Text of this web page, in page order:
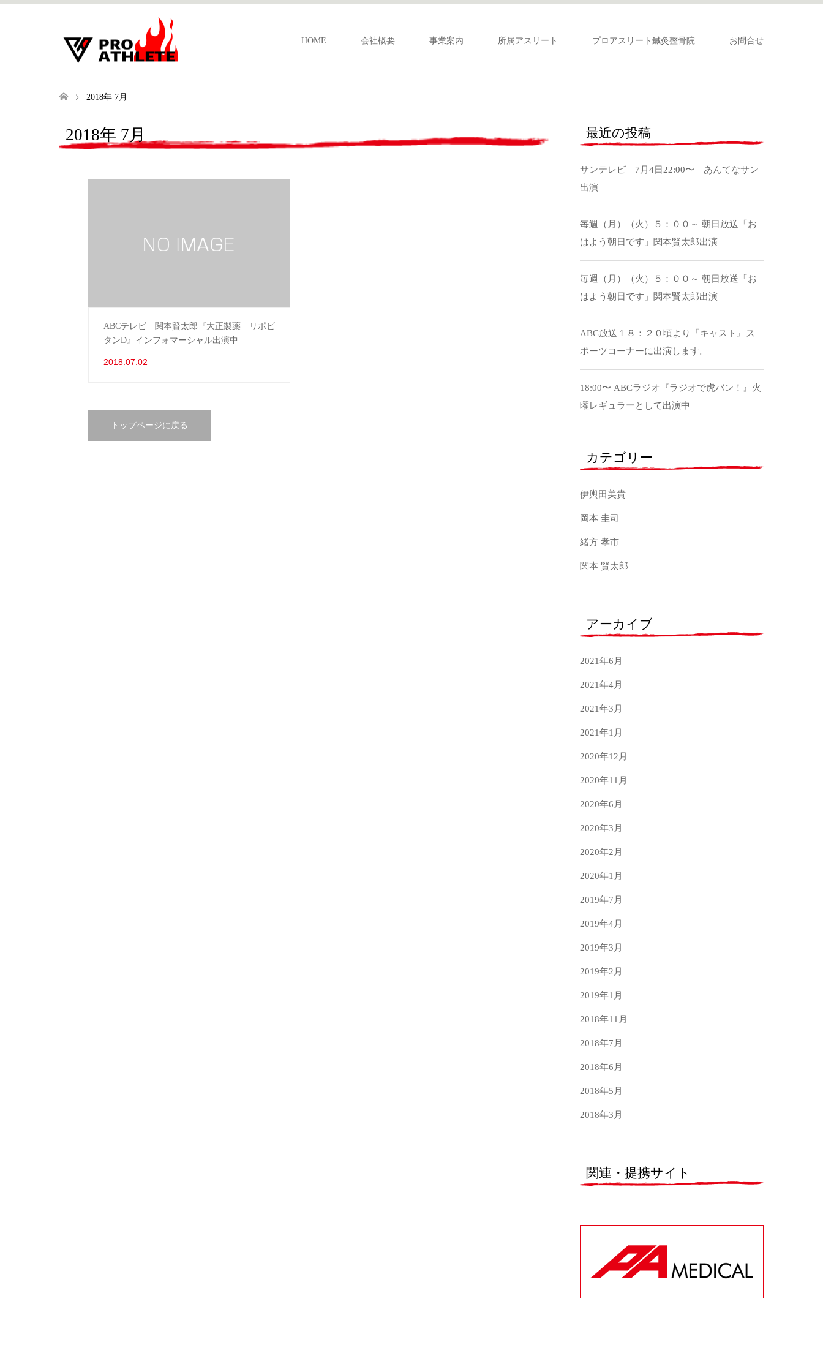
HOME 会社概要 事業案内 所属アスリート プロアスリート鍼灸整骨院 お問合せ
2018年 7月
2018年 7月
ABCテレビ 関本賢太郎『大正製薬 リポビ
タンD』インフォマーシャル出演中
2018.07.02
トップページに戻る
最近の投稿
サンテレビ 7月4日22:00〜 あんてなサン
出演
毎週（月）（火）５：００～ 朝日放送「お
はよう朝日です」関本賢太郎出演
毎週（月）（火）５：００～ 朝日放送「お
はよう朝日です」関本賢太郎出演
ABC放送１８：２０頃より『キャスト』ス
ポーツコーナーに出演します。
18:00〜 ABCラジオ『ラジオで虎バン！』火
曜レギュラーとして出演中
カテゴリー
伊輿田美貴
岡本 圭司
緒方 孝市
関本 賢太郎
アーカイブ
2021年6月
2021年4月
2021年3月
2021年1月
2020年12月
2020年11月
2020年6月
2020年3月
2020年2月
2020年1月
2019年7月
2019年4月
2019年3月
2019年2月
2019年1月
2018年11月
2018年7月
2018年6月
2018年5月
2018年3月
関連・提携サイト